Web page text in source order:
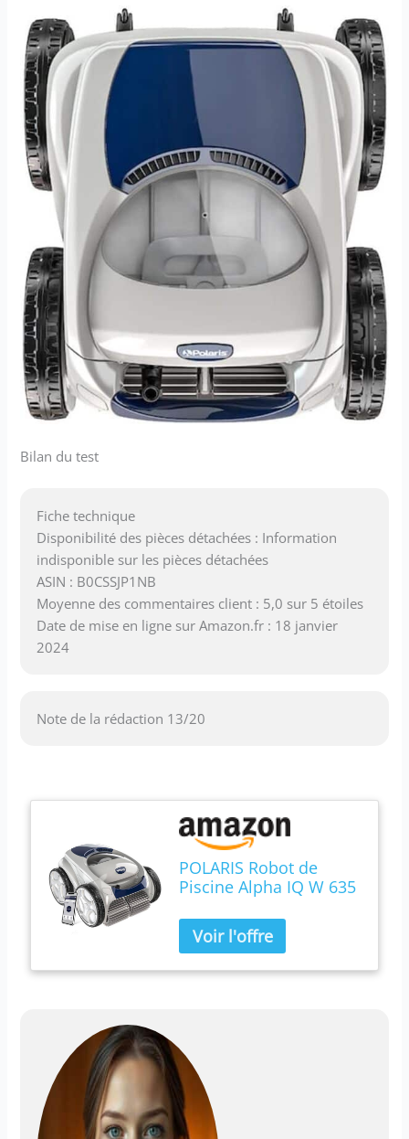
Bilan du test
Fiche technique
Disponibilité des pièces détachées : Information
indisponible sur les pièces détachées
ASIN : B0CSSJP1NB
Moyenne des commentaires client : 5,0 sur 5 étoiles
Date de mise en ligne sur Amazon.fr : 18 janvier
2024
Note de la rédaction 13/20
POLARIS Robot de
Piscine Alpha IQ W 635